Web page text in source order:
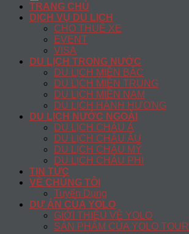
TRANG CHỦ
DỊCH VỤ DU LỊCH
CHO THUÊ XE
EVENT
VISA
DU LỊCH TRONG NƯỚC
DU LỊCH MIỀN BẮC
DU LỊCH MIỀN TRUNG
DU LỊCH MIỀN NAM
DU LỊCH HÀNH HƯƠNG
DU LỊCH NƯỚC NGOÀI
DU LỊCH CHÂU Á
DU LỊCH CHÂU ÂU
DU LỊCH CHÂU MỸ
DU LỊCH CHÂU PHI
TIN TỨC
VỀ CHÚNG TÔI
Tuyển Dụng
DỰ ÁN CỦA YOLO
GIỚI THIỆU VỀ YOLO
SẢN PHẨM CỦA YOLO TOUR